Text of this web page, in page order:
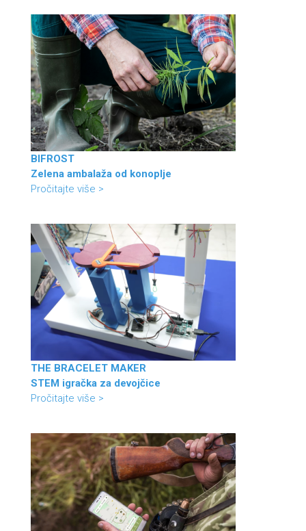
BIFROST
Zelena ambalaža od konoplje
Pročitajte više >
THE BRACELET MAKER
STEM igračka za devojčice
Pročitajte više >